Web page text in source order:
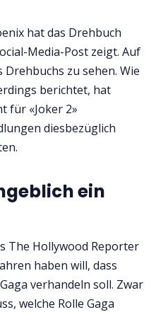
hat das Drehbuch
Media-Post zeigt. Auf
Drehbuchs zu sehen. Wie
berichtet, hat
für «Joker 2»
diesbezüglich
ein
The Hollywood Reporter
haben will, dass
verhandeln soll. Zwar
welche Rolle Gaga